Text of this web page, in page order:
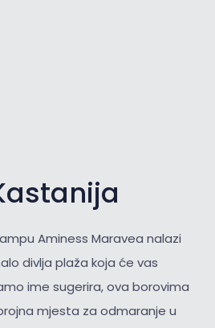
Aminess Maravea nalazi
divlja plaža koja će vas
ime sugerira, ova borovima
mjesta za odmaranje u